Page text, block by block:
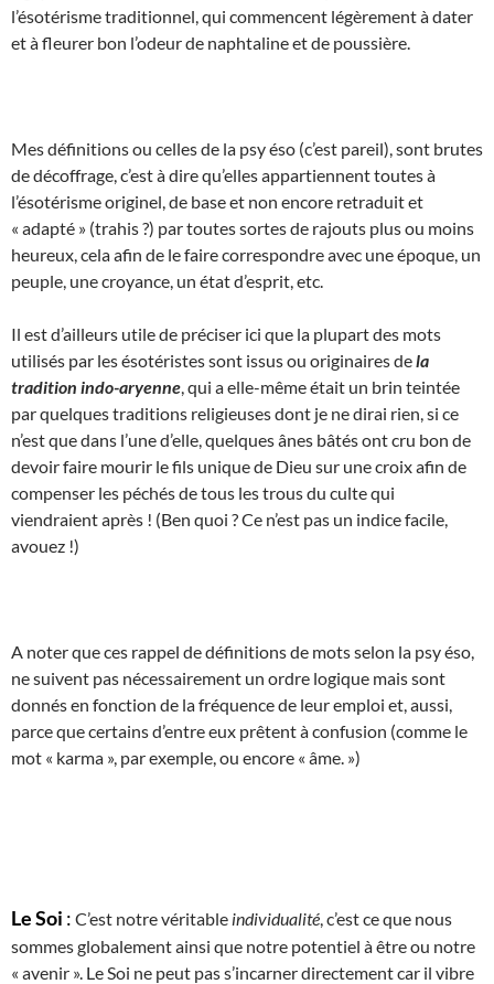
l’ésotérisme traditionnel, qui commencent légèrement à dater
et à fleurer bon l’odeur de naphtaline et de poussière.
Mes définitions ou celles de la psy éso (c’est pareil), sont brutes
de décoffrage, c’est à dire qu’elles appartiennent toutes à
l’ésotérisme originel, de base et non encore retraduit et
« adapté » (trahis ?) par toutes sortes de rajouts plus ou moins
heureux, cela afin de le faire correspondre avec une époque, un
peuple, une croyance, un état d’esprit, etc.
Il est d’ailleurs utile de préciser ici que la plupart des mots
utilisés par les ésotéristes sont issus ou originaires dela
tradition indo-aryenne , qui a elle-même était un brin teintée
par quelques traditions religieuses dont je ne dirai rien, si ce
n’est que dans l’une d’elle, quelques ânes bâtés ont cru bon de
devoir faire mourir le fils unique de Dieu sur une croix afin de
compenser les péchés de tous les trous du culte qui
viendraient après ! (Ben quoi ? Ce n’est pas un indice facile,
avouez !)
A noter que ces rappel de définitions de mots selon la psy éso,
ne suivent pas nécessairement un ordre logique mais sont
donnés en fonction de la fréquence de leur emploi et, aussi,
parce que certains d’entre eux prêtent à confusion (comme le
mot « karma », par exemple, ou encore « âme. »)
Le Soi : C’est notre véritable individualité , c’est ce que nous
sommes globalement ainsi que notre potentiel à être ou notre
« avenir ». Le Soi ne peut pas s’incarner directement car il vibre